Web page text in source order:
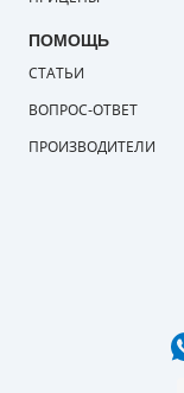
ПОМОЩЬ
СТАТЬИ
ВОПРОС-ОТВЕТ
ПРОИЗВОДИТЕЛИ